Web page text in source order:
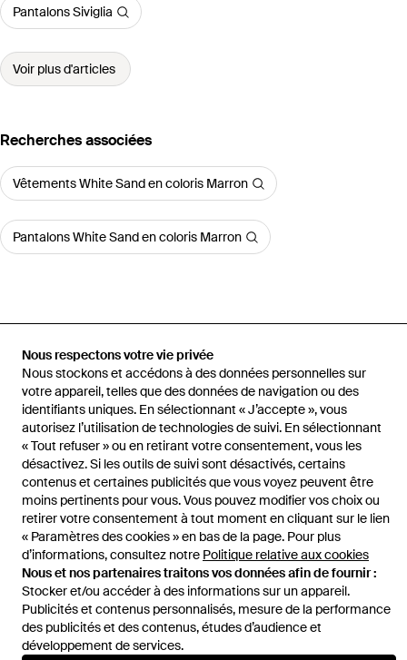
Nous respectons votre vie privée
Nous stockons et accédons à des données personnelles sur
votre appareil, telles que des données de navigation ou des
identifiants uniques. En sélectionnant « J’accepte », vous
autorisez l’utilisation de technologies de suivi. En sélectionnant
« Tout refuser » ou en retirant votre consentement, vous les
désactivez. Si les outils de suivi sont désactivés, certains
contenus et certaines publicités que vous voyez peuvent être
moins pertinents pour vous. Vous pouvez modifier vos choix ou
retirer votre consentement à tout moment en cliquant sur le lien
« Paramètres des cookies » en bas de la page. Pour plus
d’informations, consultez notre Politique relative aux cookies
Nous et nos partenaires traitons vos données afin de fournir :
Stocker et/ou accéder à des informations sur un appareil.
Publicités et contenus personnalisés, mesure de la performance
des publicités et des contenus, études d’audience et
développement de services.
Pantalons Siviglia
Voir plus d'articles
Recherches associées
Vêtements White Sand en coloris Marron
Pantalons White Sand en coloris Marron
Ceinturé En Velours Côtelé
Aide et infos